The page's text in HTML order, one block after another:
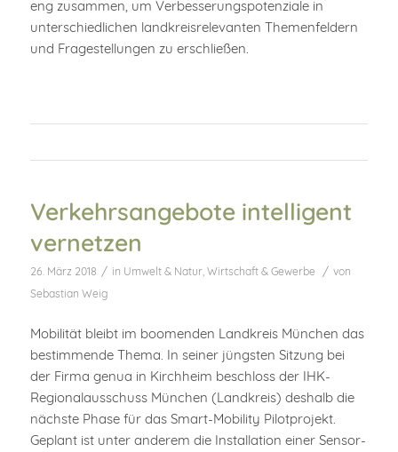
eng zusammen, um Verbesserungspotenziale in
unterschiedlichen landkreisrelevanten Themenfeldern
und Fragestellungen zu erschließen.
Verkehrsangebote intelligent
vernetzen
26. März 2018 / in Umwelt & Natur, Wirtschaft & Gewerbe / von
Sebastian Weig
Mobilität bleibt im boomenden Landkreis München das
bestimmende Thema. In seiner jüngsten Sitzung bei
der Firma genua in Kirchheim beschloss der IHK-
Regionalausschuss München (Landkreis) deshalb die
nächste Phase für das Smart-Mobility Pilotprojekt.
Geplant ist unter anderem die Installation einer Sensor-